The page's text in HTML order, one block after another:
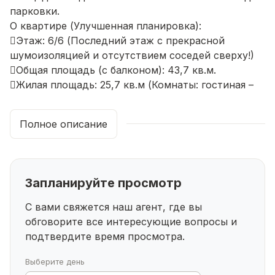
парковки.
О квартире (Улучшенная планировка):
Этаж: 6/6 (Последний этаж с прекрасной
шумоизоляцией и отсутствием соседей сверху!)
Общая площадь (с балконом): 43,7 кв.м.
Жилая площадь: 25,7 кв.м (Комнаты: гостиная –
Кухня: 6,2 кв.м.
Планировка: Комнаты смежные, окна выходят на
освещенность).
уютная.
Ремонт и удобства:
oНатяжные потолки.
oПластиковые окна.
oВместительная прихожая (5,7 кв.м.).
Полное описание
Запланируйте просмотр
С вами свяжется наш агент, где вы
обговорите все интересующие вопросы и
подтвердите время просмотра.
Выберите день